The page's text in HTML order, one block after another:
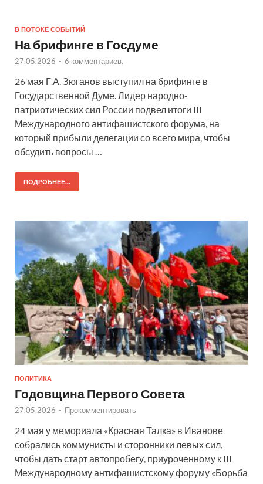
В ПОТОКЕ СОБЫТИЙ
На брифинге в Госдуме
27.05.2026 - 6 комментариев.
26 мая Г.А. Зюганов выступил на брифинге в
Государственной Думе. Лидер народно-
патриотических сил России подвел итоги III
Международного антифашистского форума, на
который прибыли делегации со всего мира, чтобы
обсудить вопросы …
ПОДРОБНЕЕ...
ПОЛИТИКА
Годовщина Первого Совета
27.05.2026 - Прокомментировать
24 мая у мемориала «Красная Талка» в Иванове
собрались коммунисты и сторонники левых сил,
чтобы дать старт автопробегу, приуроченному к III
Международному антифашистскому форуму «Борьба